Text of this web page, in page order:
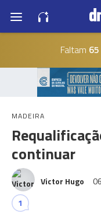
Faltam
MADEIRA
continuar
Victor Hugo
1